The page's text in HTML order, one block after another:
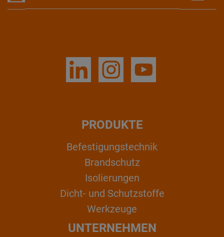
PRODUKTE
Befestigungstechnik
Brandschutz
Isolierungen
Dicht- und Schutzstoffe
Werkzeuge
UNTERNEHMEN